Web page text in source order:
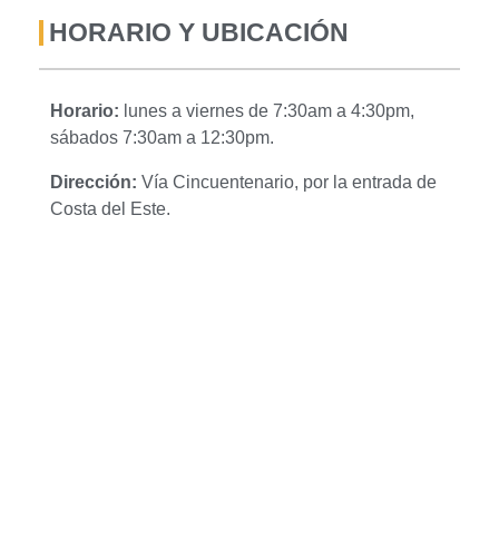
HORARIO Y UBICACIÓN
Horario: lunes a viernes de 7:30am a 4:30pm,
sábados 7:30am a 12:30pm.
Dirección: Vía Cincuentenario, por la entrada de
Costa del Este.